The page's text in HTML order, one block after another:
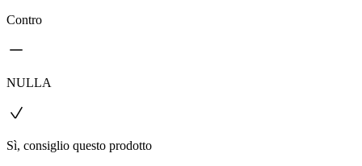
Contro
NULLA
Sì, consiglio questo prodotto